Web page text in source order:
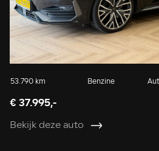
53.790 km Benzine
€ 37.995,-
Bekijk deze auto